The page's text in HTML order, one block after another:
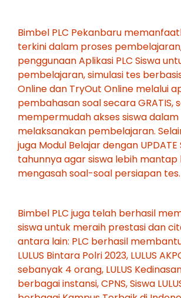
Bimbel PLC Pekanbaru
terkini dalam proses
penggunaan Aplikasi PLC Siswa
pembelajaran, simulasi tes
Online dan TryOut Online melalui
pembahasan soal secara GRATIS,
mempermudah akses siswa dalam
melaksanakan pembelajaran.
juga Modul Belajar dengan UPDATE
tahunnya agar siswa lebih mantap
mengasah soal-soal persiapan tes.
Bimbel PLC juga telah berhasil
siswa untuk meraih prestasi dan
antara lain: PLC berhasil membantu
LULUS Bintara Polri 2023, LULUS
sebanyak 4 orang, LULUS
berbagai instansi, CPNS, Siswa